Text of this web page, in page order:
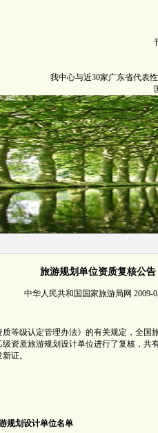
我中心与近30家广东省代表
旅游规划单位资质复核公告
中华人民共和国国家旅游局网 2009-
等级认定管理办法》的有关规定，全国
资质旅游规划设计单位进行了复核，共
证。
旅
年五
规划设计单位名单